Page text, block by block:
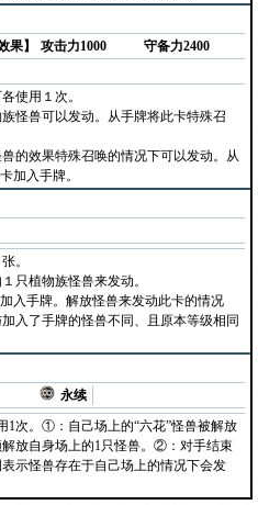
果】
攻击力1000 守备力2400
使用１次。
怪兽可以发动。从手牌将此卡特殊召
的效果特殊召唤的情况下可以发动。从
加入手牌。
。
只植物族怪兽来发动。
入手牌。解放怪兽来发动此卡的情况
入了手牌的怪兽不同、且原本等级相同
永续
1次。①：自己场上的“六花”怪兽被解放
放自身场上的1只怪兽。②：对手结束
示怪兽存在于自己场上的情况下会发